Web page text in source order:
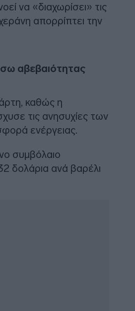
να «διαχωρίσει» τις
απορρίπτει την
αβεβαιότητας
καθώς η
τις ανησυχίες των
ενέργειας.
συμβόλαιο
δολάρια ανά βαρέλι